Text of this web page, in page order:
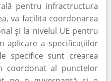
pentru infractructura
va facilita coordonarea
și la nivelul UE pentru
aplicare a specificațiilor
specifice sunt crearea
coordonat al punctelor